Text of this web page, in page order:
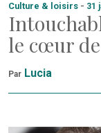
Culture & loisirs - 31
le cœur
Par Lucia